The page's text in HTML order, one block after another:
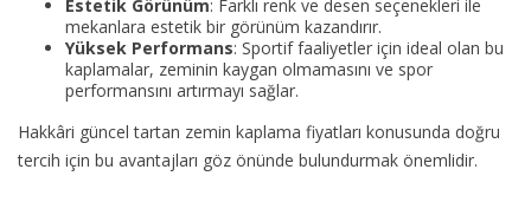
Estetik Görünüm: Farklı renk ve desen seçenekleri ile
mekanlara estetik bir görünüm kazandırır.
Yüksek Performans: Sportif faaliyetler için ideal olan bu
kaplamalar, zeminin kaygan olmamasını ve spor
performansını artırmayı sağlar.
Hakkâri güncel tartan zemin kaplama fiyatları konusunda doğru
tercih için bu avantajları göz önünde bulundurmak önemlidir.